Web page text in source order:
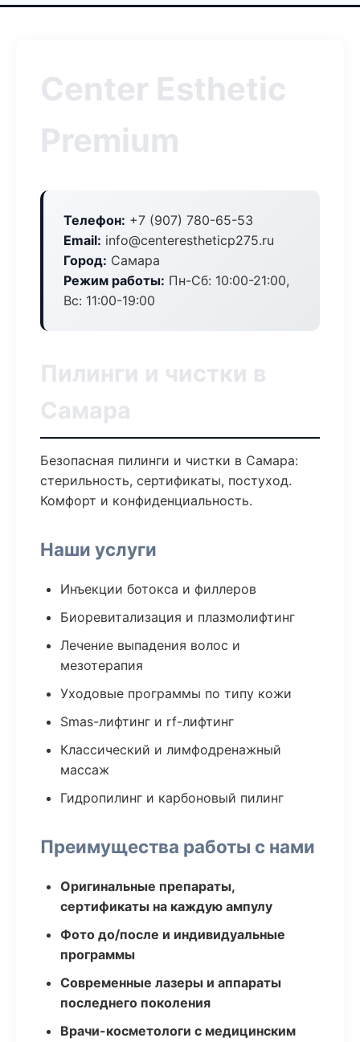
Center Esthetic
Premium
Телефон: +7 (907) 780-65-53
Email: info@centerestheticp275.ru
Город: Самара
Режим работы: Пн-Сб: 10:00-21:00,
Вс: 11:00-19:00
Пилинги и чистки в
Самара
Безопасная пилинги и чистки в Самара:
стерильность, сертификаты, постуход.
Комфорт и конфиденциальность.
Наши услуги
Инъекции ботокса и филлеров
Биоревитализация и плазмолифтинг
Лечение выпадения волос и
мезотерапия
Уходовые программы по типу кожи
Smas-лифтинг и rf-лифтинг
Классический и лимфодренажный
массаж
Гидропилинг и карбоновый пилинг
Преимущества работы с нами
Оригинальные препараты,
сертификаты на каждую ампулу
Фото до/после и индивидуальные
программы
Современные лазеры и аппараты
последнего поколения
Врачи-косметологи с медицинским